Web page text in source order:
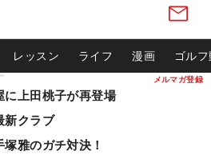
メルマガ登録
レッスン ライフ 漫画 ゴル
に上田桃子が再登場
新クラブ
雅のガチ対決！